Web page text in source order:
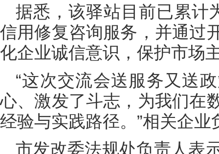
据悉，该驿站目前已累计
信用修复咨询服务，并通过
化企业诚信意识，保护市场
“这次交流会送服务又送
心、激发了斗志，为我们在
经验与实践路径。”相关企业
市发改委法规处负责人表